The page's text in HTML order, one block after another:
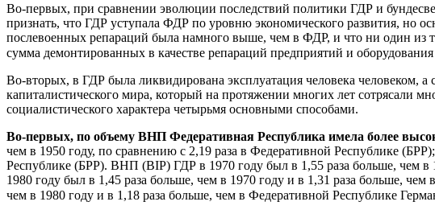
Во-первых, при сравнении эволюции последствий политики ГДР и
признать, что ГДР уступала ФДР по уровню экономического развития, но
послевоенных репараций была намного выше, чем в ФДР, и что ни один из
сумма демонтированных в качестве репараций предприятий и
Во-вторых, в ГДР была ликвидирована эксплуатация человека
капиталистического мира, который на протяжении многих лет сотрясали
социалистического характера четырьмя основными способами.
Во-первых, по объему ВНП Федеративная Республика имела более
чем в 1950 году, по сравнению с 2,19 раза в Федеративной Республике
Республике (БРР). ВНП (BIP) ГДР в 1970 году был в 1,55 раза больше, чем
1980 году был в 1,45 раза больше, чем в 1970 году и в 1,31 раза больше,
чем в 1980 году и в 1,18 раза больше, чем в Федеративной Республике